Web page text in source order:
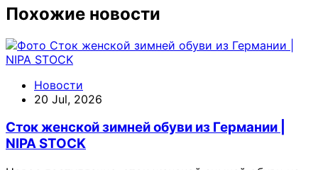
Похожие новости
Новости
20 Jul, 2026
Сток женской зимней обуви из Германии |
NIPA STOCK